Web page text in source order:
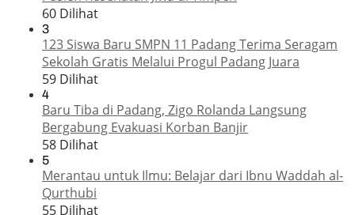
60 Dilihat
3
123 Siswa Baru SMPN 11 Padang Terima Seragam
Sekolah Gratis Melalui Progul Padang Juara
59 Dilihat
4
Baru Tiba di Padang, Zigo Rolanda Langsung
Bergabung Evakuasi Korban Banjir
58 Dilihat
5
Merantau untuk Ilmu: Belajar dari Ibnu Waddah al-
Qurthubi
55 Dilihat